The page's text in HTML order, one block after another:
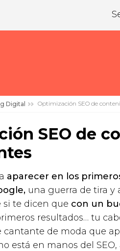
Digital Optimización SEO de
SEO de
aparecer en los
una guerra de tira y
si te dicen que con un
resultados… tu
cantante de moda que
está en manos del